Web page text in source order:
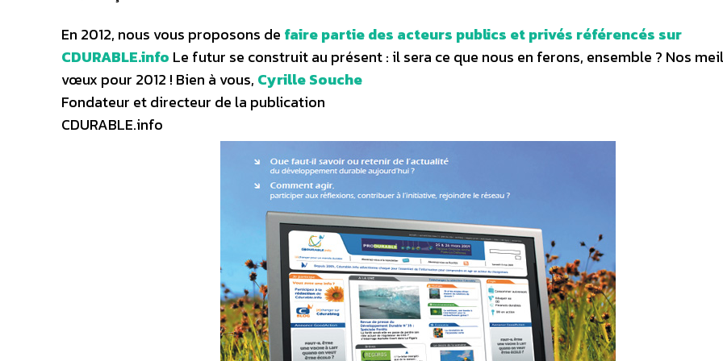
En 2012, nous vous proposons de faire partie des acteurs publics et privés référencés sur
CDURABLE.info Le futur se construit au présent : il sera ce que nous en ferons, ensemble ? Nos
vœux pour 2012 ! Bien à vous, Cyrille Souche
Fondateur et directeur de la publication
CDURABLE.info